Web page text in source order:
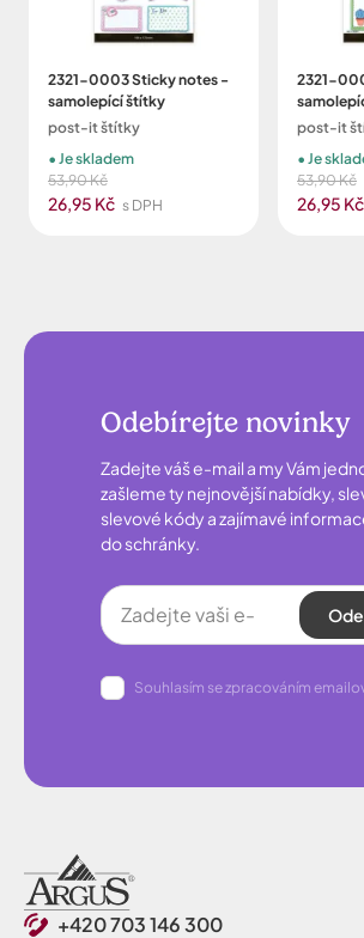
2321-0003 Sticky notes -
samolepící štítky
post-it štítky
53,90 Kč
26,95 Kč s DPH
Je skladem
2321-
post-it
53,90 Kč
26,95 Kč
Je
Odebírejte novinky
Zadejte váš e-mail a my Vám
zašleme ty nejnovější nabídky,
slevové kódy a zajímavé
do schránky.
Souhlasím se zpracováním
+420 703 146 300